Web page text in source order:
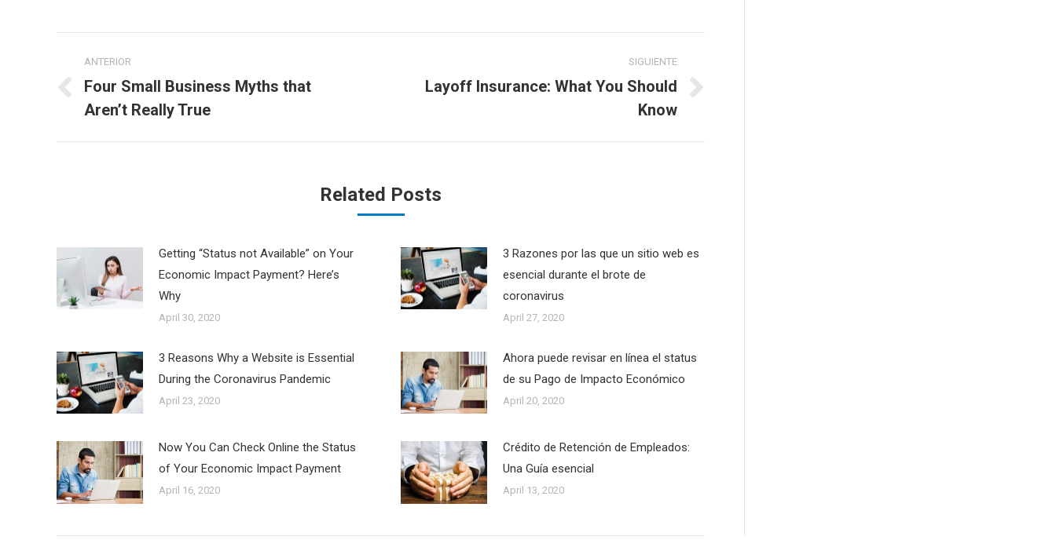
entre
publicaciones
ANTERIOR
Publicación
anterior:
Four Small Business Myths that
Aren’t Really True
SIGUIENTE
Publicación
Layoff Insurance: What You Should
Know
Related Posts
Getting “Status not Available” on Your
Economic Impact Payment? Here’s
Why
April 30, 2020
3 Razones por las que un sitio web es
esencial durante el brote de
coronavirus
April 27, 2020
3 Reasons Why a Website is Essential
During the Coronavirus Pandemic
April 23, 2020
Ahora puede revisar en línea el status
de su Pago de Impacto Económico
April 20, 2020
Now You Can Check Online the Status
of Your Economic Impact Payment
April 16, 2020
Crédito de Retención de Empleados:
Una Guía esencial
April 13, 2020